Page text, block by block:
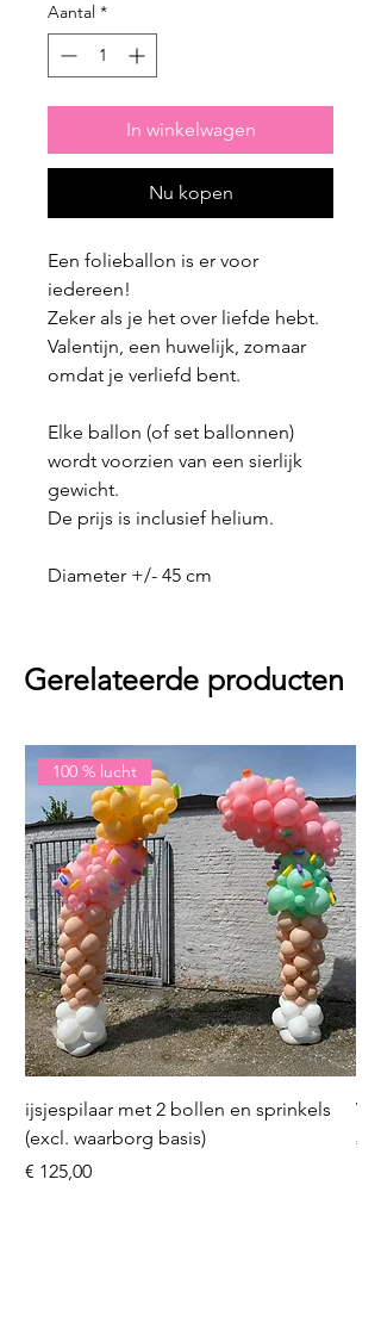
Aantal *
In winkelwagen
Nu kopen
Een folieballon is er voor
iedereen!
Zeker als je het over liefde hebt.
Valentijn, een huwelijk, zomaar
omdat je verliefd bent.
Elke ballon (of set ballonnen)
wordt voorzien van een sierlijk
gewicht.
De prijs is inclusief helium.
Diameter +/- 45 cm
Gerelateerde producten
100 % lucht
ijsjespilaar met 2 bollen en sprinkels
(excl. waarborg basis)
Prijs
€ 125,00
Prijs
€